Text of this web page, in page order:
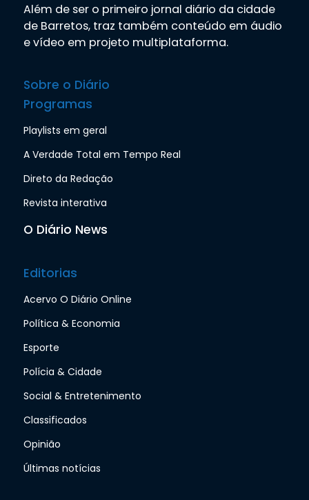
Além de ser o primeiro jornal diário da cidade
de Barretos, traz também conteúdo em áudio
e vídeo em projeto multiplataforma.
Sobre o Diário
Programas
Playlists em geral
A Verdade Total em Tempo Real
Direto da Redação
Revista interativa
O Diário News
Editorias
Acervo O Diário Online
Política & Economia
Esporte
Polícia & Cidade
Social & Entretenimento
Classificados
Opinião
Últimas notícias